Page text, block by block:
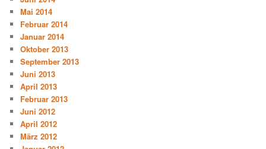
Mai 2014
Februar 2014
Januar 2014
Oktober 2013
September 2013
Juni 2013
April 2013
Februar 2013
Juni 2012
April 2012
März 2012